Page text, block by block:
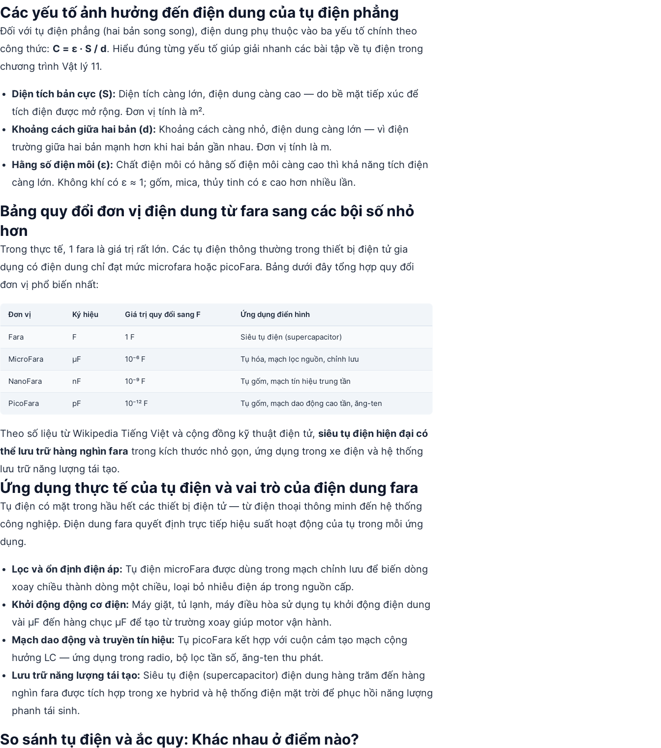
Các yếu tố ảnh hưởng đến điện dung của tụ điện phẳng
Đối với tụ điện phẳng (hai bản song song), điện dung phụ thuộc vào ba yếu tố chính theo
công thức: C = ε · S / d. Hiểu đúng từng yếu tố giúp giải nhanh các bài tập về tụ điện trong
chương trình Vật lý 11.
Diện tích bản cực (S): Diện tích càng lớn, điện dung càng cao — do bề mặt tiếp xúc để
tích điện được mở rộng. Đơn vị tính là m².
Khoảng cách giữa hai bản (d): Khoảng cách càng nhỏ, điện dung càng lớn — vì điện
trường giữa hai bản mạnh hơn khi hai bản gần nhau. Đơn vị tính là m.
Hằng số điện môi (ε): Chất điện môi có hằng số điện môi càng cao thì khả năng tích điện
càng lớn. Không khí có ε ≈ 1; gốm, mica, thủy tinh có ε cao hơn nhiều lần.
Bảng quy đổi đơn vị điện dung từ fara sang các bội số nhỏ
hơn
Trong thực tế, 1 fara là giá trị rất lớn. Các tụ điện thông thường trong thiết bị điện tử gia
dụng có điện dung chỉ đạt mức microfara hoặc picoFara. Bảng dưới đây tổng hợp quy đổi
đơn vị phổ biến nhất:
Đơn vị Ký hiệu Giá trị quy đổi sang F Ứng dụng điển hình
Fara F 1 F Siêu tụ điện (supercapacitor)
MicroFara µF 10⁻⁶ F Tụ hóa, mạch lọc nguồn, chỉnh lưu
NanoFara nF 10⁻⁹ F Tụ gốm, mạch tín hiệu trung tần
PicoFara pF 10⁻¹² F Tụ gốm, mạch dao động cao tần, ăng-ten
Theo số liệu từ Wikipedia Tiếng Việt và cộng đồng kỹ thuật điện tử, siêu tụ điện hiện đại có
thể lưu trữ hàng nghìn fara trong kích thước nhỏ gọn, ứng dụng trong xe điện và hệ thống
lưu trữ năng lượng tái tạo.
Ứng dụng thực tế của tụ điện và vai trò của điện dung fara
Tụ điện có mặt trong hầu hết các thiết bị điện tử — từ điện thoại thông minh đến hệ thống
công nghiệp. Điện dung fara quyết định trực tiếp hiệu suất hoạt động của tụ trong mỗi ứng
dụng.
Lọc và ổn định điện áp: Tụ điện microFara được dùng trong mạch chỉnh lưu để biến dòng
xoay chiều thành dòng một chiều, loại bỏ nhiễu điện áp trong nguồn cấp.
Khởi động động cơ điện: Máy giặt, tủ lạnh, máy điều hòa sử dụng tụ khởi động điện dung
vài µF đến hàng chục µF để tạo từ trường xoay giúp motor vận hành.
Mạch dao động và truyền tín hiệu: Tụ picoFara kết hợp với cuộn cảm tạo mạch cộng
hưởng LC — ứng dụng trong radio, bộ lọc tần số, ăng-ten thu phát.
Lưu trữ năng lượng tái tạo: Siêu tụ điện (supercapacitor) điện dung hàng trăm đến hàng
nghìn fara được tích hợp trong xe hybrid và hệ thống điện mặt trời để phục hồi năng lượng
phanh tái sinh.
So sánh tụ điện và ắc quy: Khác nhau ở điểm nào?